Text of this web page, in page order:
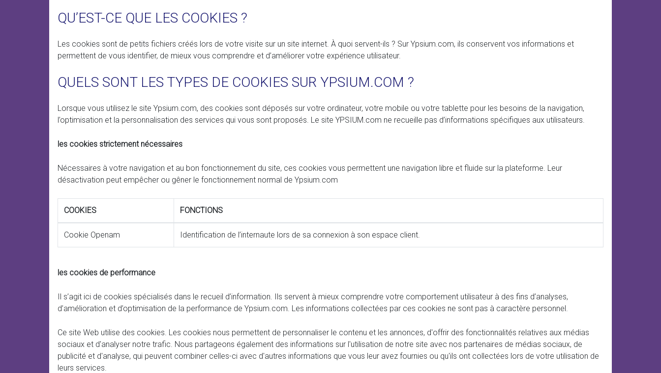
QU’EST-CE QUE LES COOKIES ?
Les cookies sont de petits fichiers créés lors de votre visite sur un site internet. À quoi servent-ils ? Sur Ypsium.com, ils conservent vos informations et
permettent de vous identifier, de mieux vous comprendre et d’améliorer votre expérience utilisateur.
QUELS SONT LES TYPES DE COOKIES SUR YPSIUM.COM ?
Lorsque vous utilisez le site Ypsium.com, des cookies sont déposés sur votre ordinateur, votre mobile ou votre tablette pour les besoins de la navigation,
l’optimisation et la personnalisation des services qui vous sont proposés. Le site YPSIUM.com ne recueille pas d’informations spécifiques aux utilisateurs.
les cookies strictement nécessaires
Nécessaires à votre navigation et au bon fonctionnement du site, ces cookies vous permettent une navigation libre et fluide sur la plateforme. Leur
désactivation peut empêcher ou gêner le fonctionnement normal de Ypsium.com
COOKIES FONCTIONS
Cookie Openam Identification de l’internaute lors de sa connexion à son espace client.
les cookies de performance
Il s’agit ici de cookies spécialisés dans le recueil d’information. Ils servent à mieux comprendre votre comportement utilisateur à des fins d’analyses,
d’amélioration et d’optimisation de la performance de Ypsium.com. Les informations collectées par ces cookies ne sont pas à caractère personnel.
Ce site Web utilise des cookies. Les cookies nous permettent de personnaliser le contenu et les annonces, d'offrir des fonctionnalités relatives aux médias
sociaux et d'analyser notre trafic. Nous partageons également des informations sur l'utilisation de notre site avec nos partenaires de médias sociaux, de
publicité et d'analyse, qui peuvent combiner celles-ci avec d'autres informations que vous leur avez fournies ou qu'ils ont collectées lors de votre utilisation de
leurs services.